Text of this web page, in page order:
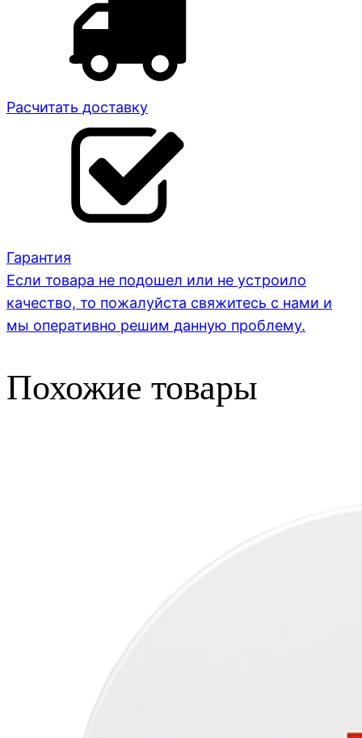
Расчитать доставку
Гарантия
Если товара не подошел или не устроило
качество, то пожалуйста свяжитесь с нами и
мы оперативно решим данную проблему.
Похожие товары